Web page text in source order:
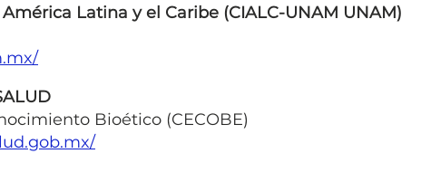
Latina y el Caribe (CIALC-UNAM UNAM)
Bioético (CECOBE)